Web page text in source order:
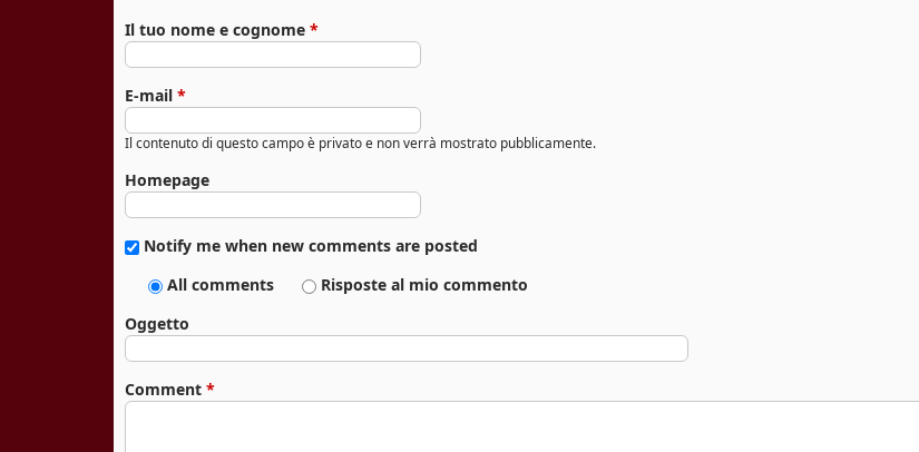
Il tuo nome e cognome *
E-mail *
Il contenuto di questo campo è privato e non verrà mostrato pubblicamente.
Homepage
Notify me when new comments are posted
All comments
Risposte al mio commento
Oggetto
Comment *